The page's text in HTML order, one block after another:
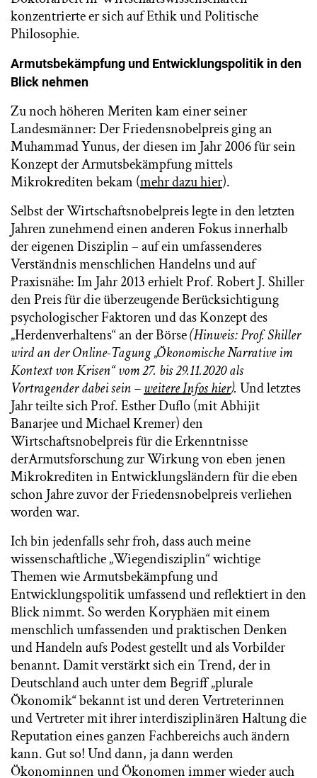
konzentrierte er sich auf Ethik und Politische
Philosophie.
Armutsbekämpfung und Entwicklungspolitik in den
Blick nehmen
Zu noch höheren Meriten kam einer seiner
Landesmänner: Der Friedensnobelpreis ging an
Muhammad Yunus, der diesen im Jahr 2006 für sein
Konzept der Armutsbekämpfung mittels
Mikrokrediten bekam (mehr dazu hier).
Selbst der Wirtschaftsnobelpreis legte in den letzten
Jahren zunehmend einen anderen Fokus innerhalb
der eigenen Disziplin – auf ein umfassenderes
Verständnis menschlichen Handelns und auf
Praxisnähe: Im Jahr 2013 erhielt Prof. Robert J. Shiller
den Preis für die überzeugende Berücksichtigung
psychologischer Faktoren und das Konzept des
„Herdenverhaltens“ an der Börse(Hinweis: Prof. Shiller
wird an der Online-Tagung „Ökonomische Narrative im
Kontext von Krisen“ vom 27. bis 29.11.2020 als
Vortragender dabei sein –weitere Infos hier). Und letztes
Jahr teilte sich Prof. Esther Duflo (mit Abhijit
Banarjee und Michael Kremer) den
Wirtschaftsnobelpreis für die Erkenntnisse
derArmutsforschung zur Wirkung von eben jenen
Mikrokrediten in Entwicklungsländern für die eben
schon Jahre zuvor der Friedensnobelpreis verliehen
worden war.
Ich bin jedenfalls sehr froh, dass auch meine
wissenschaftliche „Wiegendisziplin“ wichtige
Themen wie Armutsbekämpfung und
Entwicklungspolitik umfassend und reflektiert in den
Blick nimmt. So werden Koryphäen mit einem
menschlich umfassenden und praktischen Denken
und Handeln aufs Podest gestellt und als Vorbilder
benannt. Damit verstärkt sich ein Trend, der in
Deutschland auch unter dem Begriff „plurale
Ökonomik“ bekannt ist und deren Vertreterinnen
und Vertreter mit ihrer interdisziplinären Haltung die
Reputation eines ganzen Fachbereichs auch ändern
kann. Gut so! Und dann, ja dann werden
Ökonominnen und Ökonomen immer wieder auch